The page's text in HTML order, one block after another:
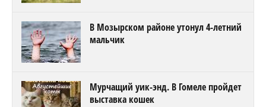
В Мозырском районе утонул 4-летний
мальчик
Мурчащий уик-энд. В Гомеле пройдет
выставка кошек